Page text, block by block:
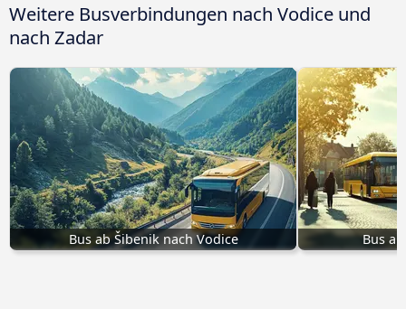
Weitere Busverbindungen nach Vodice und
nach Zadar
Bus ab Šibenik nach Vodice Bus